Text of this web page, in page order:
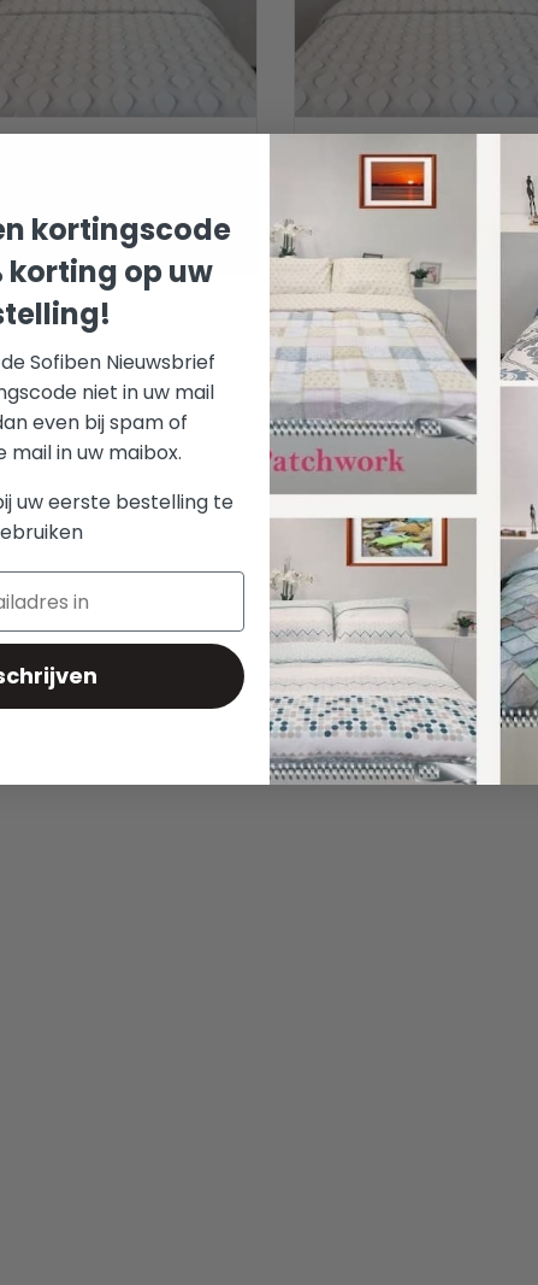
Voeg toe
Adviesprijs:
kortingscode
korting op uw
Sofiben Nieuwsbrief
niet in uw mail
even bij spam of
mail in uw maibox.
uw eerste bestelling te